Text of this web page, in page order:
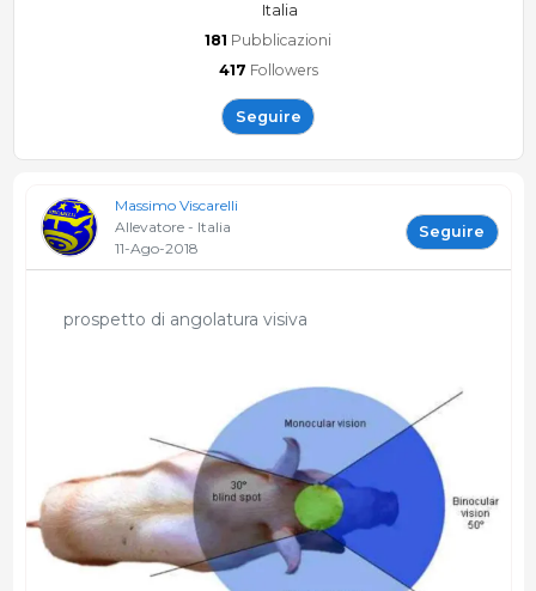
Italia
181 Pubblicazioni
417 Followers
Seguire
Massimo Viscarelli
Allevatore - Italia
11-Ago-2018
Seguire
prospetto di angolatura visiva